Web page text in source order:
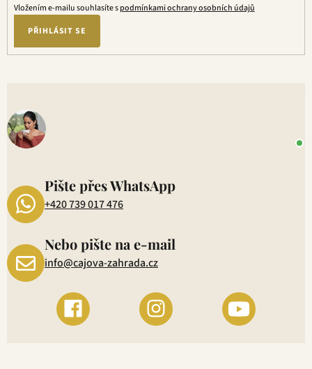
Vložením e-mailu souhlasíte spodmínkami ochrany osobních údajů
PŘIHLÁSIT SE
Pište přes WhatsApp
+420 739 017 476
Nebo pište na e-mail
info@cajova-zahrada.cz